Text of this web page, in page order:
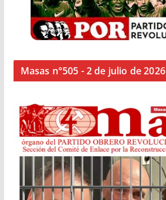
Masas n°505 - 2 de julio de 2026